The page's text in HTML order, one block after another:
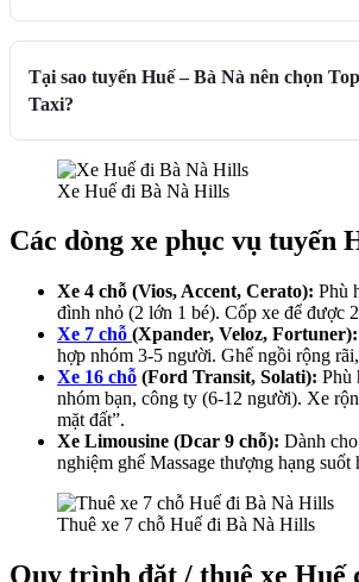
Tại sao tuyến Huế – Bà Nà nên chọn
Taxi?
Xe Huế đi Bà Nà Hills
Các dòng xe phục vụ tuyến
Xe 4 chỗ (Vios, Accent, Cerato): Phù
đình nhỏ (2 lớn 1 bé). Cốp xe để được
Xe 7 chỗ (Xpander, Veloz, Fortuner):
hợp nhóm 3-5 người. Ghế ngồi rộng
Xe 16 chỗ (Ford Transit, Solati): Phù
nhóm bạn, công ty (6-12 người). Xe
mặt đất”.
Xe Limousine (Dcar 9 chỗ): Dành
nghiệm ghế Massage thượng hạng suốt
Thuê xe 7 chỗ Huế đi Bà Nà Hills
Quy trình đặt / thuê xe Huế